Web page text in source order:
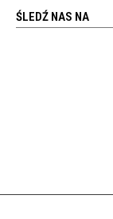
ŚLEDŹ NAS NA